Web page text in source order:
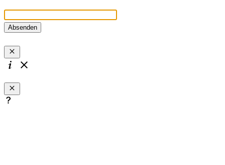
Absenden